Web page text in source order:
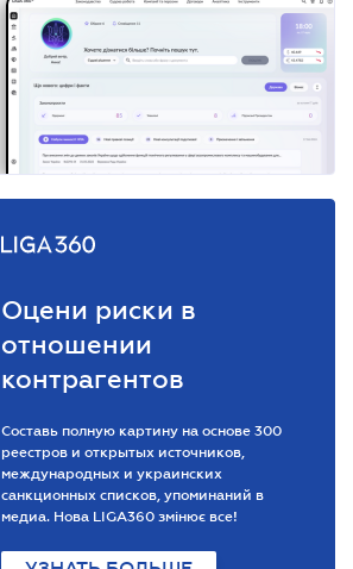
Оцени риски в
отношении
контрагентов
Составь полную картину на основе 300
реестров и открытых источников,
международных и украинских
санкционных списков, упоминаний в
медиа. Нова LIGA360 змінює все!